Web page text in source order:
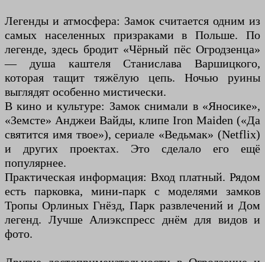
Легенды и атмосфера: Замок считается одним из
самых населенных призраками в Польше. По
легенде, здесь бродит «Чёрный пёс Огродзенца»
— душа каштеля Станислава Варшицкого,
которая тащит тяжёлую цепь. Ночью руины
выглядят особенно мистически.
В кино и культуре: Замок снимали в «Яносике»,
«Земсте» Анджеи Вайды, клипе Iron Maiden («Да
святится имя твое»), сериале «Ведьмак» (Netflix)
и других проектах. Это сделало его ещё
популярнее.
Практическая информация: Вход платный. Рядом
есть парковка, мини-парк с моделями замков
Тропы Орлиных Гнёзд, Парк развлечений и Дом
легенд. Лучше Алиэкспресс днём для видов и
фото.